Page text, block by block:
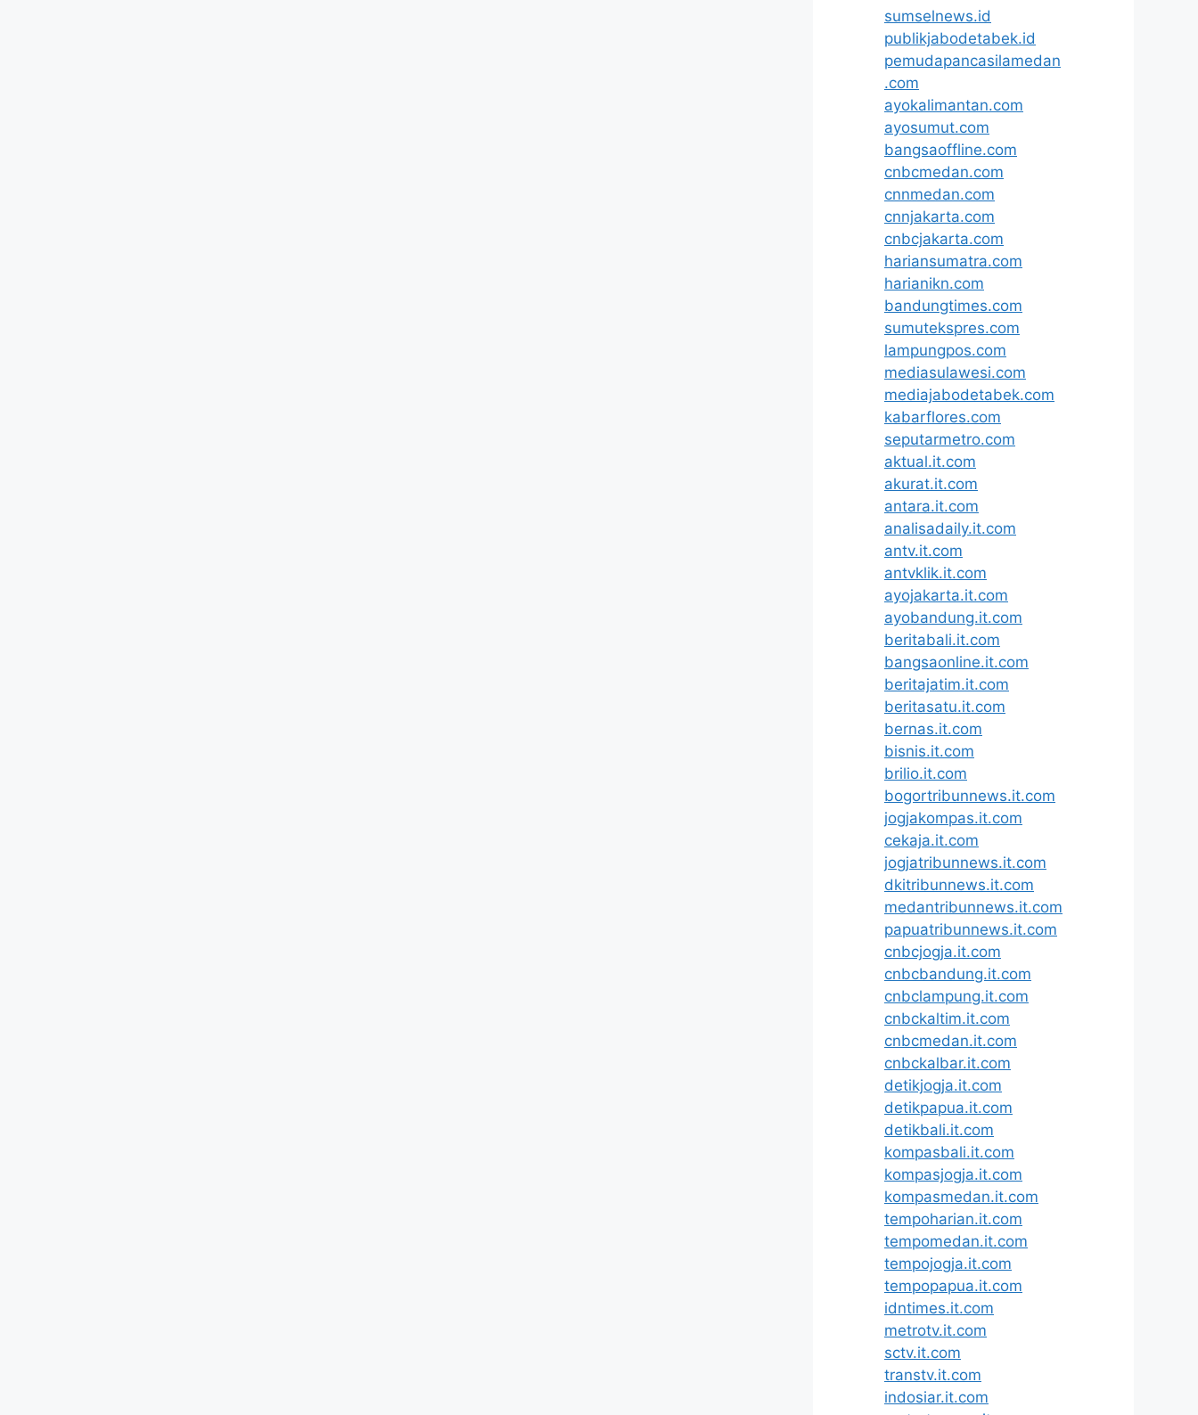
sumselnews.id
publikjabodetabek.id
pemudapancasilamedan
.com
ayokalimantan.com
ayosumut.com
bangsaoffline.com
cnbcmedan.com
cnnmedan.com
cnnjakarta.com
cnbcjakarta.com
hariansumatra.com
harianikn.com
bandungtimes.com
sumutekspres.com
lampungpos.com
mediasulawesi.com
mediajabodetabek.com
kabarflores.com
seputarmetro.com
aktual.it.com
akurat.it.com
antara.it.com
analisadaily.it.com
antv.it.com
antvklik.it.com
ayojakarta.it.com
ayobandung.it.com
beritabali.it.com
bangsaonline.it.com
beritajatim.it.com
beritasatu.it.com
bernas.it.com
bisnis.it.com
brilio.it.com
bogortribunnews.it.com
jogjakompas.it.com
cekaja.it.com
jogjatribunnews.it.com
dkitribunnews.it.com
medantribunnews.it.com
papuatribunnews.it.com
cnbcjogja.it.com
cnbcbandung.it.com
cnbclampung.it.com
cnbckaltim.it.com
cnbcmedan.it.com
cnbckalbar.it.com
detikjogja.it.com
detikpapua.it.com
detikbali.it.com
kompasbali.it.com
kompasjogja.it.com
kompasmedan.it.com
tempoharian.it.com
tempomedan.it.com
tempojogja.it.com
tempopapua.it.com
idntimes.it.com
metrotv.it.com
sctv.it.com
transtv.it.com
indosiar.it.com